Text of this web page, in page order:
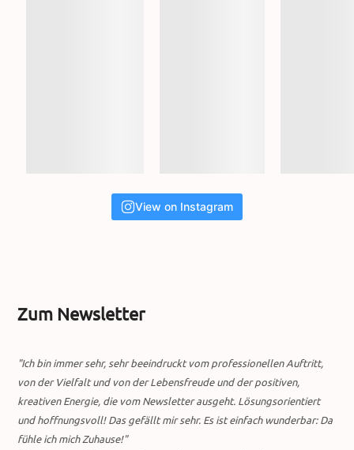
View on Instagram
Zum Newsletter
"Ich bin immer sehr, sehr beeindruckt vom professionellen Auftritt,
von der Vielfalt und von der Lebensfreude und der positiven,
kreativen Energie, die vom Newsletter ausgeht. Lösungsorientiert
und hoffnungsvoll! Das gefällt mir sehr. Es ist einfach wunderbar: Da
fühle ich mich Zuhause!"